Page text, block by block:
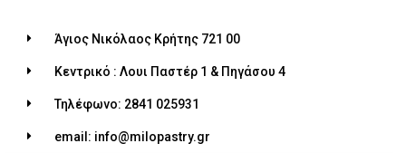
Άγιος Νικόλαος Κρήτης 721 00
Κεντρικό : Λουι Παστέρ 1 & Πηγάσου 4
Τηλέφωνο: 2841 025931
email: info@milopastry.gr